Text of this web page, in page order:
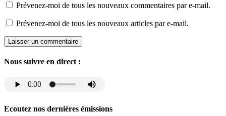
Prévenez-moi de tous les nouveaux commentaires par e-mail.
Prévenez-moi de tous les nouveaux articles par e-mail.
Nous suivre en direct :
Ecoutez nos dernières émissions